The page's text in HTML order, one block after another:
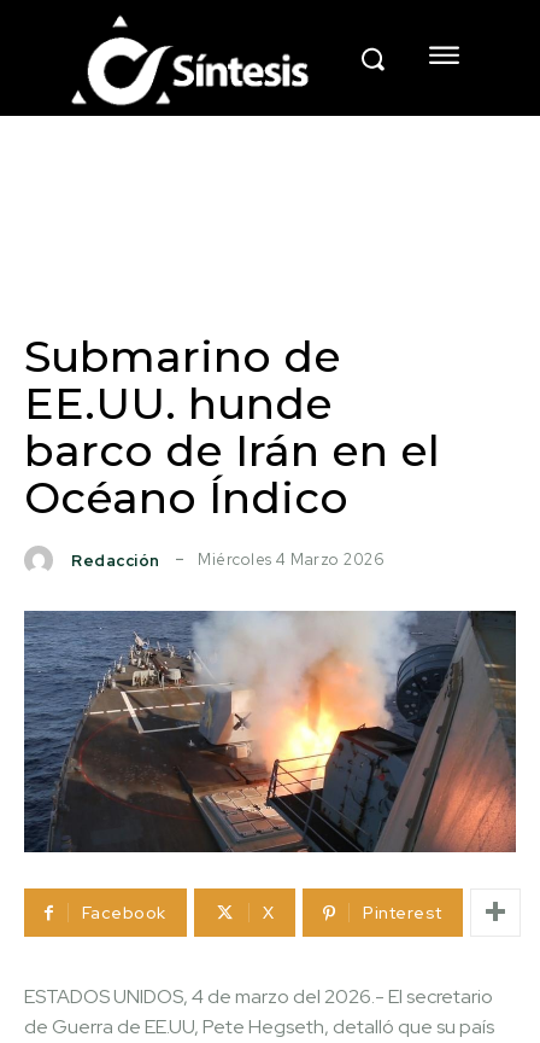
Submarino de
EE.UU. hunde
barco de Irán en el
Océano Índico
Redacción Miércoles 4 Marzo 2026
Facebook X Pinterest
ESTADOS UNIDOS, 4 de marzo del 2026.- El secretario
de Guerra de EE.UU, Pete Hegseth, detalló que su país